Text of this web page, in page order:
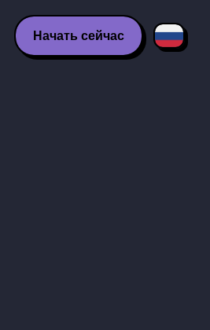
Начать сейчас